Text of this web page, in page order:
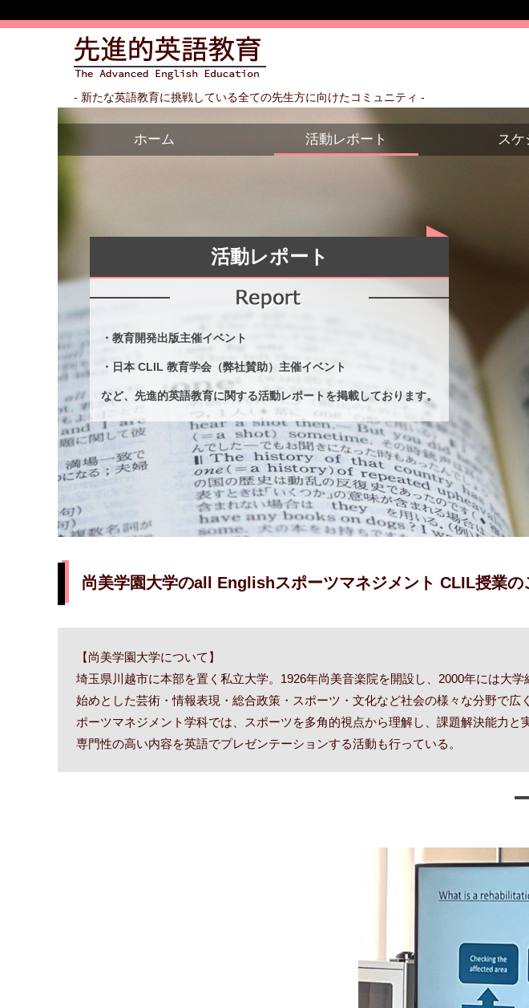
- 新たな英語教育に挑戦している全ての先生方に向けたコミュニティ -
ホーム 活動レポート スケ
活動レポート
・教育開発出版主催イベント
・日本 CLIL 教育学会（弊社賛助）主催イベント
など、先進的英語教育に関する活動レポートを掲載しております。
尚美学園大学のall Englishスポーツマネジメント CLIL授業の
【尚美学園大学について】
埼玉県川越市に本部を置く私立大学。1926年尚美音楽院を開設し、2000年には大
始めとした芸術・情報表現・総合政策・スポーツ・文化など社会の様々な分野で
ポーツマネジメント学科では、スポーツを多角的視点から理解し、課題解決能力
専門性の高い内容を英語でプレゼンテーションする活動も行っている。